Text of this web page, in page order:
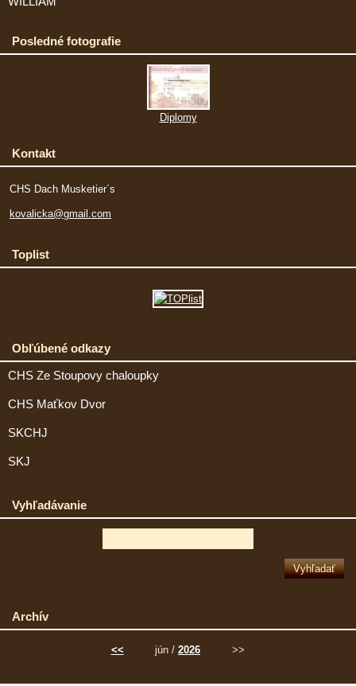
Posledné fotografie
Diplomy
Kontakt
CHS Dach Musketier´s
kovalicka@gmail.com
Toplist
Obľúbené odkazy
CHS Ze Stoupovy chaloupky
CHS Maťkov Dvor
SKCHJ
SKJ
Vyhľadávanie
Archív
<< jún / 2026 >>